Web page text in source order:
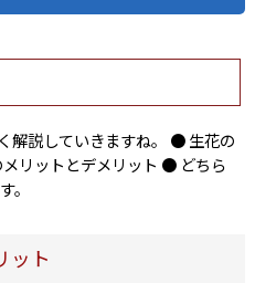
解説していきますね。 ● 生花の
リットとデメリット ● どちら
。
ット